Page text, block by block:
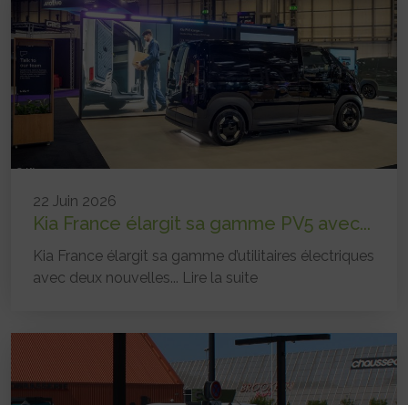
22 Juin 2026
Kia France élargit sa gamme PV5 avec...
Kia France élargit sa gamme d’utilitaires électriques
avec deux nouvelles... Lire la suite